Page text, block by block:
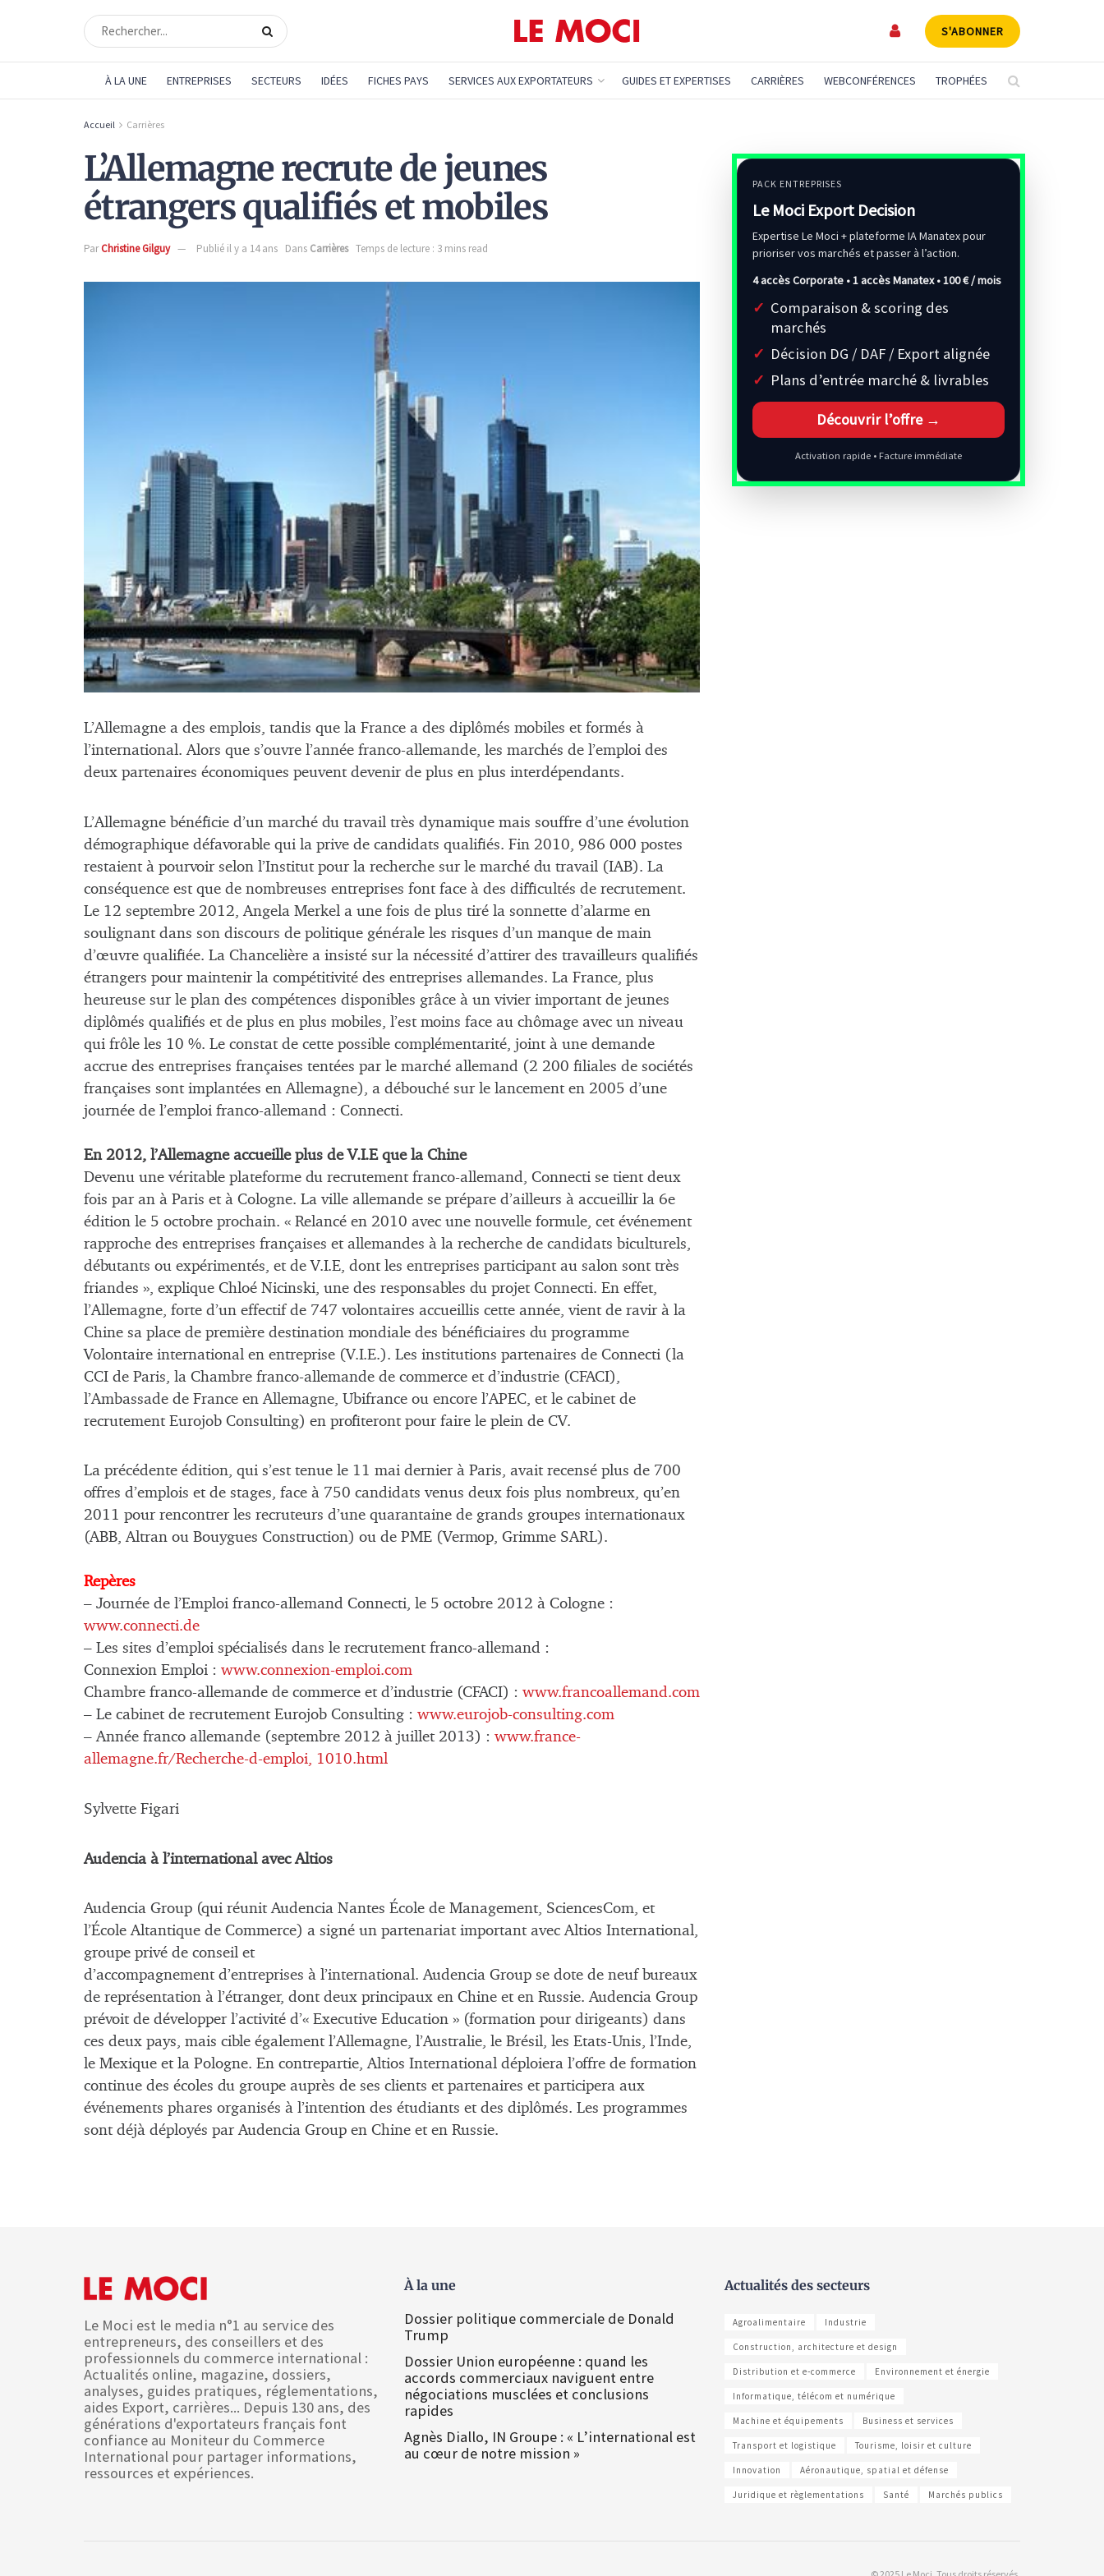
S'ABONNER
À LA UNE ENTREPRISES SECTEURS IDÉES FICHES PAYS SERVICES AUX EXPORTATEURS GUIDES ET EXPERTISES CARRIÈRES WEBCONFÉRENCES TROPHÉES
Accueil Carrières
L’Allemagne recrute de jeunes
étrangers qualifiés et mobiles
ParChristine Gilguy Publié il y a 14 ans Dans Carrières Temps de lecture : 3 mins read
L’Allemagne a des emplois, tandis que la France a des diplômés mobiles et formés à
l’international. Alors que s’ouvre l’année franco-allemande, les marchés de l’emploi des
deux partenaires économiques peuvent devenir de plus en plus interdépendants.
L’Allemagne bénéficie d’un marché du travail très dynamique mais souffre d’une évolution
démographique défavorable qui la prive de candidats qualifiés. Fin 2010, 986 000 postes
restaient à pourvoir selon l’Institut pour la recherche sur le marché du travail (IAB). La
conséquence est que de nombreuses entreprises font face à des difficultés de recrutement.
Le 12 septembre 2012, Angela Merkel a une fois de plus tiré la sonnette d’alarme en
soulignant dans son discours de politique générale les risques d’un manque de main
d’œuvre qualifiée. La Chancelière a insisté sur la nécessité d’attirer des travailleurs qualifiés
étrangers pour maintenir la compétitivité des entreprises allemandes. La France, plus
heureuse sur le plan des compétences disponibles grâce à un vivier important de jeunes
diplômés qualifiés et de plus en plus mobiles, l’est moins face au chômage avec un niveau
qui frôle les 10 %. Le constat de cette possible complémentarité, joint à une demande
accrue des entreprises françaises tentées par le marché allemand (2 200 filiales de sociétés
françaises sont implantées en Allemagne), a débouché sur le lancement en 2005 d’une
journée de l’emploi franco-allemand : Connecti.
En 2012, l’Allemagne accueille plus de V.I.E que la Chine
Devenu une véritable plateforme du recrutement franco-allemand, Connecti se tient deux
fois par an à Paris et à Cologne. La ville allemande se prépare d’ailleurs à accueillir la 6e
édition le 5 octobre prochain. « Relancé en 2010 avec une nouvelle formule, cet événement
rapproche des entreprises françaises et allemandes à la recherche de candidats biculturels,
débutants ou expérimentés, et de V.I.E, dont les entreprises participant au salon sont très
friandes », explique Chloé Nicinski, une des responsables du projet Connecti. En effet,
l’Allemagne, forte d’un effectif de 747 volontaires accueillis cette année, vient de ravir à la
Chine sa place de première destination mondiale des bénéficiaires du programme
Volontaire international en entreprise (V.I.E.). Les institutions partenaires de Connecti (la
CCI de Paris, la Chambre franco-allemande de commerce et d’industrie (CFACI),
l’Ambassade de France en Allemagne, Ubifrance ou encore l’APEC, et le cabinet de
recrutement Eurojob Consulting) en profiteront pour faire le plein de CV.
La précédente édition, qui s’est tenue le 11 mai dernier à Paris, avait recensé plus de 700
offres d’emplois et de stages, face à 750 candidats venus deux fois plus nombreux, qu’en
2011 pour rencontrer les recruteurs d’une quarantaine de grands groupes internationaux
(ABB, Altran ou Bouygues Construction) ou de PME (Vermop, Grimme SARL).
Repères
– Journée de l’Emploi franco-allemand Connecti, le 5 octobre 2012 à Cologne :
www.connecti.de
– Les sites d’emploi spécialisés dans le recrutement franco-allemand :
Connexion Emploi : www.connexion-emploi.com
Chambre franco-allemande de commerce et d’industrie (CFACI) : www.francoallemand.com
– Le cabinet de recrutement Eurojob Consulting : www.eurojob-consulting.com
– Année franco allemande (septembre 2012 à juillet 2013) : www.france-
allemagne.fr/Recherche-d-emploi, 1010.html
Sylvette Figari
Audencia à l’international avec Altios
Audencia Group (qui réunit Audencia Nantes École de Management, SciencesCom, et
l’École Altantique de Commerce) a signé un partenariat important avec Altios International,
groupe privé de conseil et
d’accompagnement d’entreprises à l’international. Audencia Group se dote de neuf bureaux
de représentation à l’étranger, dont deux principaux en Chine et en Russie. Audencia Group
prévoit de développer l’activité d’« Executive Education » (formation pour dirigeants) dans
ces deux pays, mais cible également l’Allemagne, l’Australie, le Brésil, les Etats-Unis, l’Inde,
le Mexique et la Pologne. En contrepartie, Altios International déploiera l’offre de formation
continue des écoles du groupe auprès de ses clients et partenaires et participera aux
événements phares organisés à l’intention des étudiants et des diplômés. Les programmes
sont déjà déployés par Audencia Group en Chine et en Russie.
PACK ENTREPRISES
Le Moci Export Decision
Expertise Le Moci + plateforme IA Manatex pour
prioriser vos marchés et passer à l’action.
4 accès Corporate • 1 accès Manatex •100 € / mois
Comparaison & scoring des
marchés
Décision DG / DAF / Export alignée
Plans d’entrée marché & livrables
Découvrir l’offre →
Activation rapide • Facture immédiate
Le Moci est le media n°1 au service des
entrepreneurs, des conseillers et des
professionnels du commerce international :
Actualités online, magazine, dossiers,
analyses, guides pratiques, réglementations,
aides Export, carrières... Depuis 130 ans, des
générations d'exportateurs français font
confiance au Moniteur du Commerce
International pour partager informations,
ressources et expériences.
À la une
Dossier politique commerciale de Donald
Trump
Dossier Union européenne : quand les
accords commerciaux naviguent entre
négociations musclées et conclusions
rapides
Agnès Diallo, IN Groupe : « L’international est
au cœur de notre mission »
Actualités des secteurs
Agroalimentaire Industrie
Construction, architecture et design
Distribution et e-commerce Environnement et énergie
Informatique, télécom et numérique
Machine et équipements Business et services
Transport et logistique Tourisme, loisir et culture
Innovation Aéronautique, spatial et défense
Juridique et règlementations Santé Marchés publics